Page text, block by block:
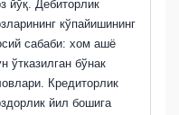
йўқ. Дебиторлик
кўпайишининг
сабаби: хом ашё
ўтказилган бўнак
Кредиторлик
йил бошига